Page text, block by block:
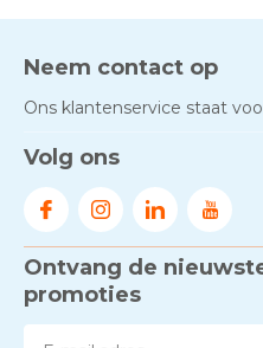
AED-
Door
Door
Door
Neem contact op
Ons klantenservice staat
Volg ons
Ontvang de
promoties